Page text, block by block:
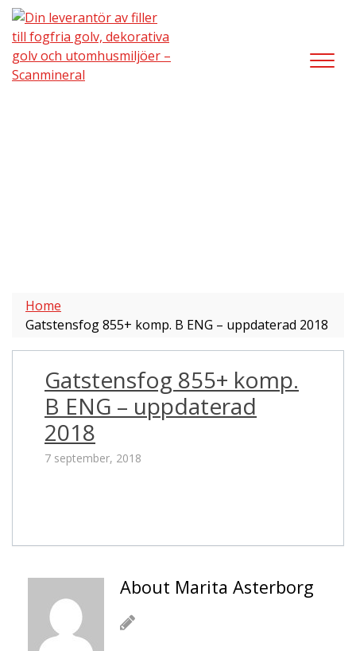
Home
Gatstensfog 855+ komp. B ENG – uppdaterad 2018
Gatstensfog 855+ komp.
B ENG – uppdaterad
2018
7 september, 2018
About Marita Asterborg